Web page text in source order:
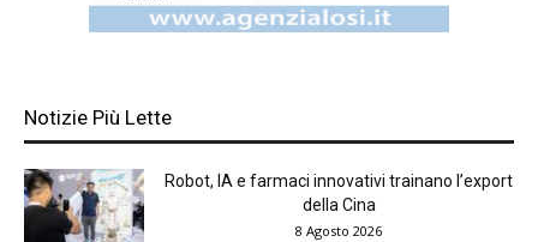
Notizie Più Lette
Robot, IA e farmaci innovativi trainano l’export
della Cina
8 Agosto 2026